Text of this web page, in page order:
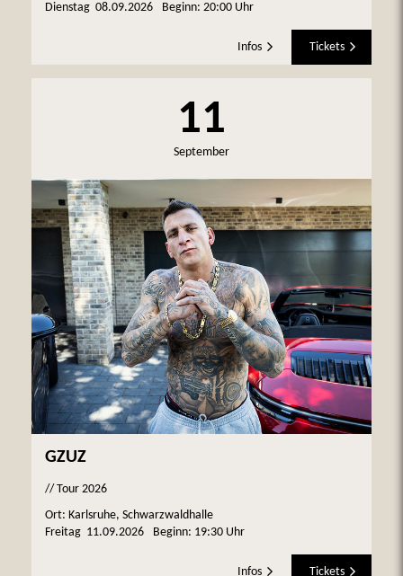
Dienstag 08.09.2026 Beginn: 20:00 Uhr
Infos Tickets
11
September
GZUZ
// Tour 2026
Ort: Karlsruhe, Schwarzwaldhalle
Freitag 11.09.2026 Beginn: 19:30 Uhr
Infos Tickets